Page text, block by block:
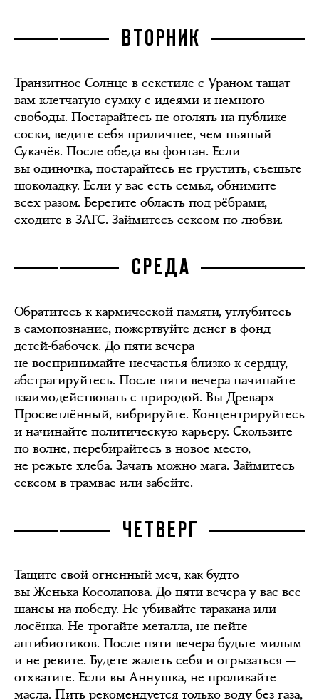
ВТОРНИК
Транзитное Солнце в секстиле с Ураном тащат
вам клетчатую сумку с идеями и немного
свободы. Постарайтесь не оголять на публике
соски, ведите себя приличнее, чем пьяный
Сукачёв. После обеда вы фонтан. Если
вы одиночка, постарайтесь не грустить, съешьте
шоколадку. Если у вас есть семья, обнимите
всех разом. Берегите область под рёбрами,
сходите в ЗАГС. Займитесь сексом по любви.
СРЕДА
Обратитесь к кармической памяти, углубитесь
в самопознание, пожертвуйте денег в фонд
детей-бабочек. До пяти вечера
не воспринимайте несчастья близко к сердцу,
абстрагируйтесь. После пяти вечера начинайте
взаимодействовать с природой. Вы Древарх-
Просветлённый, вибрируйте. Концентрируйтесь
и начинайте политическую карьеру. Скользите
по волне, перебирайтесь в новое место,
не режьте хлеба. Зачать можно мага. Займитесь
сексом в трамвае или забейте.
ЧЕТВЕРГ
Тащите свой огненный меч, как будто
вы Женька Косолапова. До пяти вечера у вас все
шансы на победу. Не убивайте таракана или
лосёнка. Не трогайте металла, не пейте
антибиотиков. После пяти вечера будьте милым
и не ревите. Будете жалеть себя и огрызаться —
отхватите. Если вы Аннушка, не проливайте
масла. Пить рекомендуется только воду без газа,